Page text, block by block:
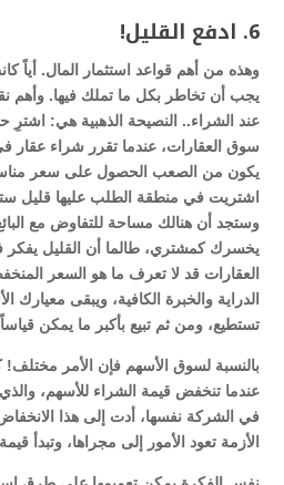
6. ادفع القليل!
وهذه من أهم قواعد استثمار المال. أياً
يجب أن تخاطر بكل ما تملك فيها. وأهم
عند الشراء.. النصيحة الذهبية هي:
سوق العقارات، عندما تقرر شراء عقار
يكون من الصعب الحصول على سعر
اشتريت في منطقة الطلب عليها قليل
وستجد أن هنالك مساحة للتفاوض مع
يخسرك كمشتري، طالما أن القليل يفكر
العقارات قد لا تعرف ما هو السعر
الدراية والخبرة الكافية، ويبقى
تستطيع، ومن ثم تبيع بأكبر ما يمكن
بالنسبة لسوق الأسهم فإن الأمر
عندما تنخفض قيمة الشراء للأسهم،
في الشركة نفسها، أدت إلى هذا
الأزمة تعود الأمور إلى مجراها، وتبدأ